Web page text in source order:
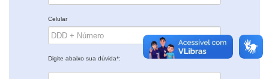
Celular
Digite abaixo sua dúvida*: